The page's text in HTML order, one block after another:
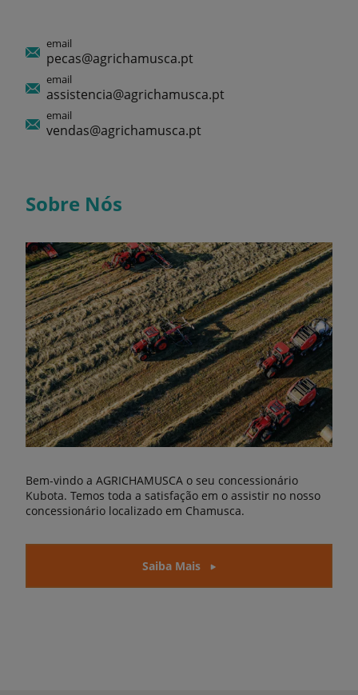
email
pecas@agrichamusca.pt
email
assistencia@agrichamusca.pt
email
vendas@agrichamusca.pt
Sobre Nós
Bem-vindo a AGRICHAMUSCA o seu concessionário
Kubota. Temos toda a satisfação em o assistir no nosso
concessionário localizado em Chamusca.
Saiba Mais